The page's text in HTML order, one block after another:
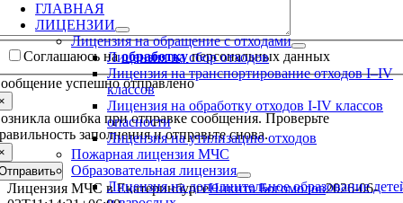
ГЛАВНАЯ
ЛИЦЕНЗИИ
Лицензия на обращение с отходами
Лицензия на сбор отходов
Лицензия на транспортирование отходов I–IV
классов
Лицензия на обработку отходов I-IV классов
опасности
Лицензия на утилизацию отходов
Пожарная лицензия МЧС
Образовательная лицензия
Лицензия на дополнительное образование
Соглашаюсь наобработкуперсональных данных
успешно отправлено
ошибка при отправке сообщения. Проверьте
заполнения и отправьте снова.
Лицензия МЧС в ЕкатеринбургеНикита Богомолов2026-06-